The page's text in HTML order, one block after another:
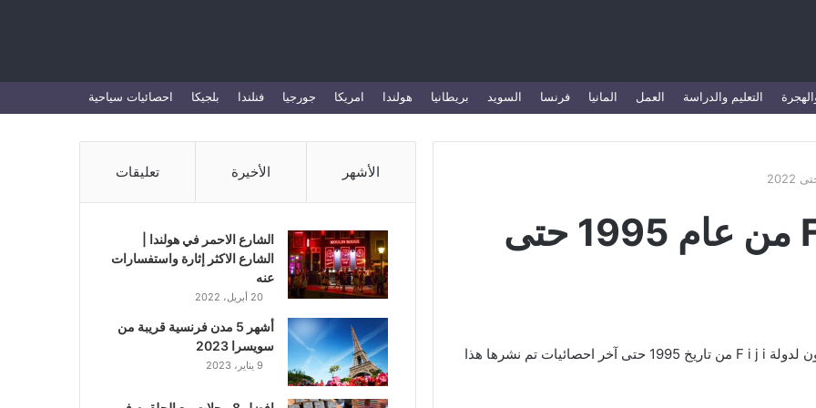
التعليم والدراسة العمل المانيا فرنسا السويد بريطانيا هولندا امريكا جورجيا فنلندا بلجيكا احصائيات سياحية
عدد السياح في F i j i من عام 1995 حتى
نقدم لكم في هذا المقال احصائيات عدد السياح الدوليون لدولة F i j i من تاريخ 1995 حتى آخر احصائيات تم نشرها هذا
الأشهر الأخيرة تعليقات
الشارع الاحمر في هولندا |
الشارع الاكثر إثارة واستفسارات
عنه
20 أبريل، 2022
أشهر 5 مدن فرنسية قريبة من
سويسرا 2023
9 يناير، 2023